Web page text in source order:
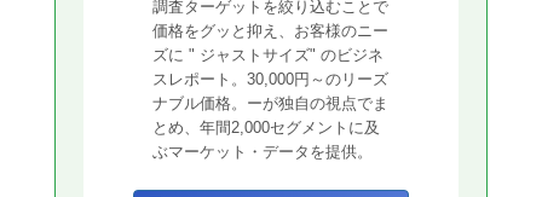
調査ターゲットを絞り込むことで
価格をグッと抑え、お客様のニー
ズに " ジャストサイズ" のビジネ
スレポート。30,000円～のリーズ
ナブル価格。ーが独自の視点でま
とめ、年間2,000セグメントに及
ぶマーケット・データを提供。